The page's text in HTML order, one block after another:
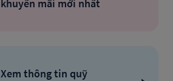
khuyến mãi mới nhất
Xem thông tin quỹ